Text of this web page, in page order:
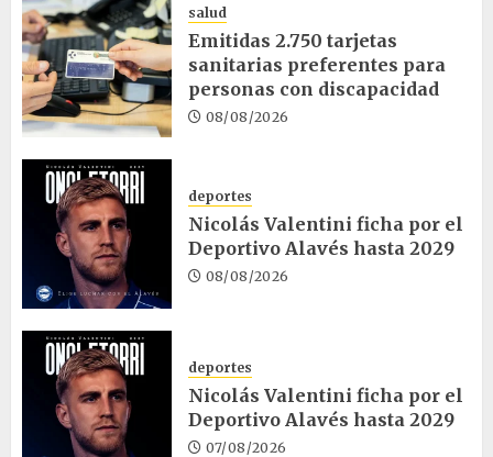
salud
Emitidas 2.750 tarjetas
sanitarias preferentes para
personas con discapacidad
08/08/2026
deportes
Nicolás Valentini ficha por el
Deportivo Alavés hasta 2029
08/08/2026
deportes
Nicolás Valentini ficha por el
Deportivo Alavés hasta 2029
07/08/2026